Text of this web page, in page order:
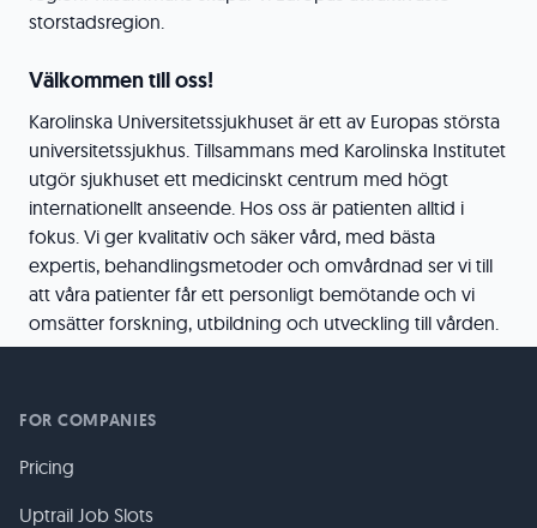
storstadsregion.
Välkommen till oss!
Karolinska Universitetssjukhuset är ett av Europas största
universitetssjukhus. Tillsammans med Karolinska Institutet
utgör sjukhuset ett medicinskt centrum med högt
internationellt anseende. Hos oss är patienten alltid i
fokus. Vi ger kvalitativ och säker vård, med bästa
expertis, behandlingsmetoder och omvårdnad ser vi till
att våra patienter får ett personligt bemötande och vi
omsätter forskning, utbildning och utveckling till vården.
FOR COMPANIES
Pricing
Uptrail Job Slots